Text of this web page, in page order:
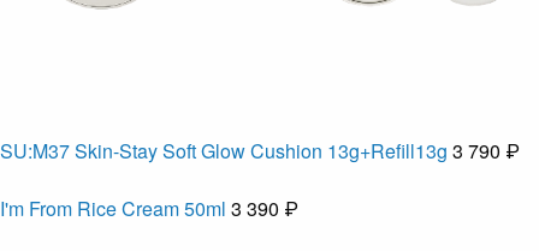
SU:M37 Skin-Stay Soft Glow Cushion 13g+Refill13g 3 790 ₽
I'm From Rice Cream 50ml 3 390 ₽